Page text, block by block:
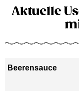
Aktuelle
Beerensauce